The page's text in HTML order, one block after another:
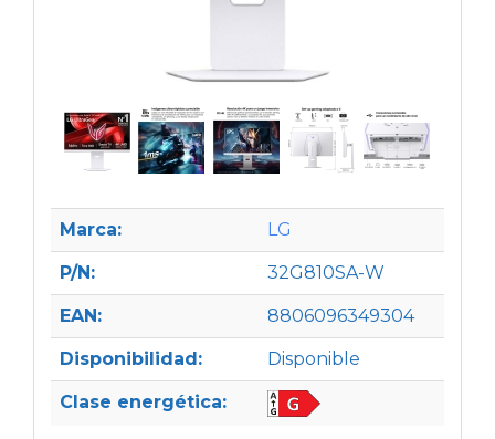
Marca: LG
P/N: 32G810SA-W
EAN: 8806096349304
Disponibilidad: Disponible
Clase energética: